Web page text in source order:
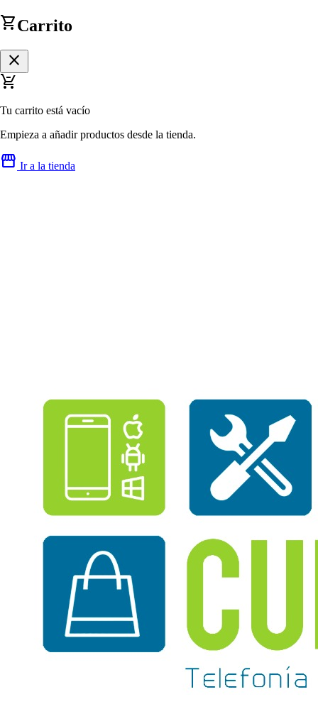
shopping_cartCarrito
close
remove_shopping_cart
Tu carrito está vacío
Empieza a añadir productos desde la tienda.
storefront Ir a la tienda